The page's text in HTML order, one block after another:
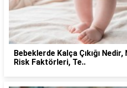
Bebeklerde Kalça Çıkığı
Risk Faktörleri, Te..